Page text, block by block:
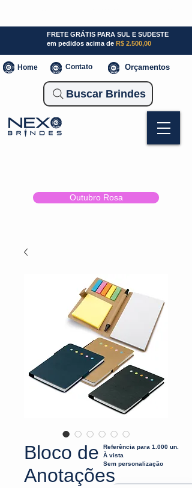
Outubro Rosa
FRETE GRÁTIS PARA SUL E SUDESTE
em pedidos acima de R$ 2.500,00
Home Contato Orçamentos
Buscar Brindes
Bloco de
Anotações
Referência para 1.000 un.
À vista
Sem personalização